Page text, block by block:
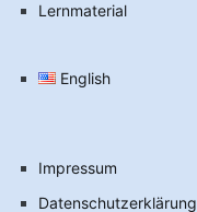
Lernmaterial
English
Impressum
Datenschutzerklärung